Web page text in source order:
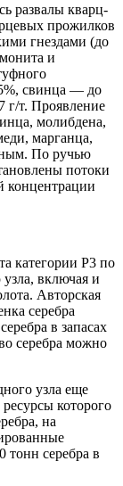
развалы кварц-
прожилков
гнездами (до
и
свинца — до
г/т. Проявление
молибдена,
марганца,
По ручью
потоки
концентрации
категории Р3 по
включая и
Авторская
серебра
в запасах
серебра можно
узла еще
которого
на
тонн серебра в